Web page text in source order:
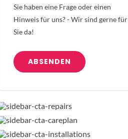
Sie haben eine Frage oder einen
Hinweis für uns? - Wir sind gerne für
Sie da!
ABSENDEN